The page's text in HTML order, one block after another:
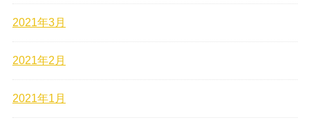
2021年3月
2021年2月
2021年1月